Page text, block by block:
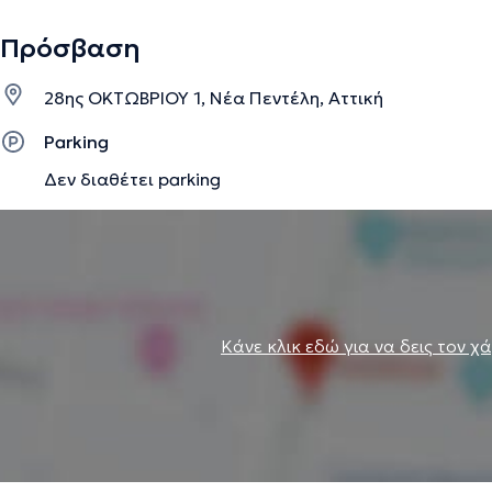
Πρόσβαση
28ης ΟΚΤΩΒΡΙΟΥ 1, Νέα Πεντέλη, Αττική
Parking
Δεν διαθέτει parking
Κάνε κλικ εδώ για να δεις τον